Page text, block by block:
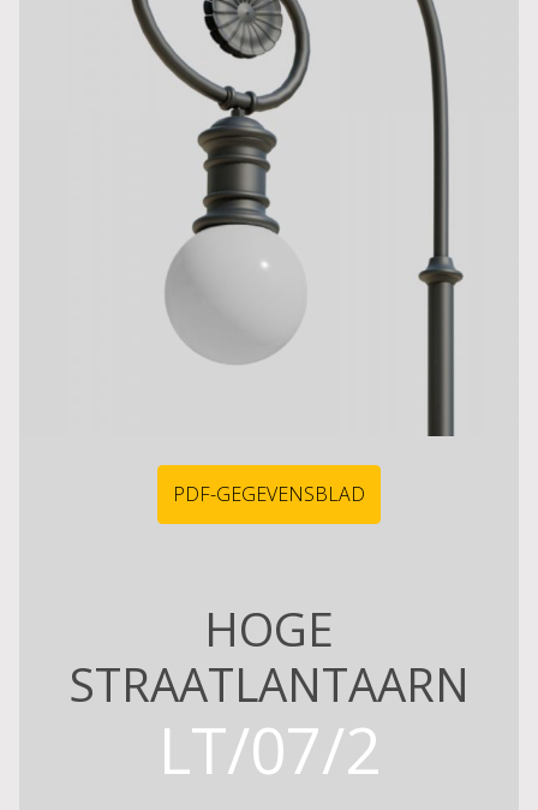
PDF-GEGEVENSBLAD
HOGE
STRAATLANTAARN
LT/07/2